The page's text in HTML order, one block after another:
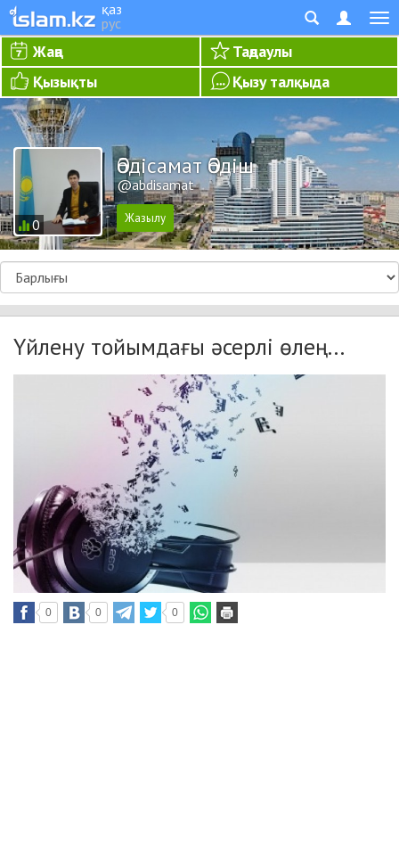
қаз
рус
Жаңа
Таңдаулы
Қызықты
Қызу талқыда
0
Әбдісамат Әбдіш
@abdisamat
Үйлену тойымдағы әсерлі өлең...
0 0 0